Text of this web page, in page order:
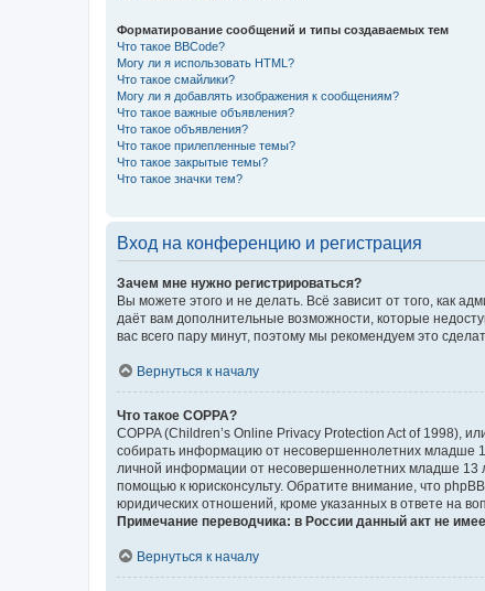
Форматирование сообщений и типы создаваемых тем
Что такое BBCode?
Могу ли я использовать HTML?
Что такое смайлики?
Могу ли я добавлять изображения к сообщениям?
Что такое важные объявления?
Что такое объявления?
Что такое прилепленные темы?
Что такое закрытые темы?
Что такое значки тем?
Вход на конференцию и регистрация
Зачем мне нужно регистрироваться?
Вы можете этого и не делать. Всё зависит от того, как
даёт вам дополнительные возможности, которые
вас всего пару минут, поэтому мы рекомендуем это
Вернуться к началу
Что такое COPPA?
COPPA (Children’s Online Privacy Protection Act of 1998),
собирать информацию от несовершеннолетних младше
личной информации от несовершеннолетних младше 13
помощью к юрисконсульту. Обратите внимание, что
юридических отношений, кроме указанных в ответе на
Примечание переводчика: в России данный акт не
Вернуться к началу